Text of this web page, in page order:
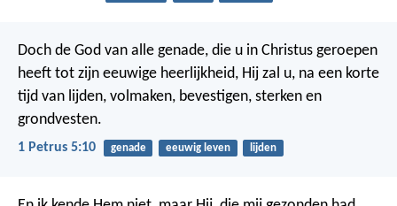
Doch de God van alle genade, die u in Christus geroepen
heeft tot zijn eeuwige heerlijkheid, Hij zal u, na een korte
tijd van lijden, volmaken, bevestigen, sterken en
grondvesten.
1 Petrus 5:10 genade eeuwig leven lijden